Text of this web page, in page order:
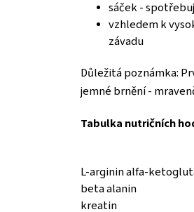
sáček -
vzhledem k
závadu
Důležitá poznámka:
jemné brnění -
Tabulka nutričních
L-arginin alfa-
beta alanin
kreatin